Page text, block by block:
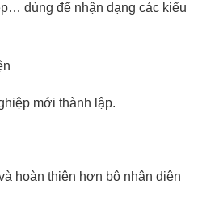
dùng để nhận dạng các kiểu
mới thành lập.
hoàn thiện hơn bộ nhận diện